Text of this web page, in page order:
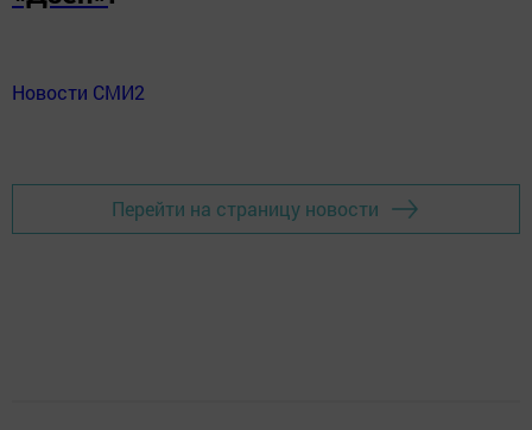
Новости СМИ2
Перейти на страницу новости